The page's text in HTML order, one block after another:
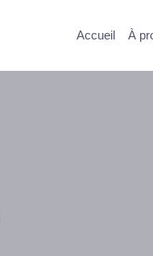
Accueil À